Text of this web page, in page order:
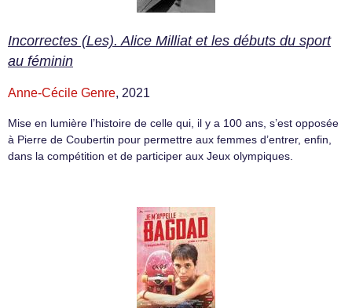
Incorrectes (Les). Alice Milliat et les débuts du sport
au féminin
Anne-Cécile Genre, 2021
Mise en lumière l’histoire de celle qui, il y a 100 ans, s’est opposée
à Pierre de Coubertin pour permettre aux femmes d’entrer, enfin,
dans la compétition et de participer aux Jeux olympiques.